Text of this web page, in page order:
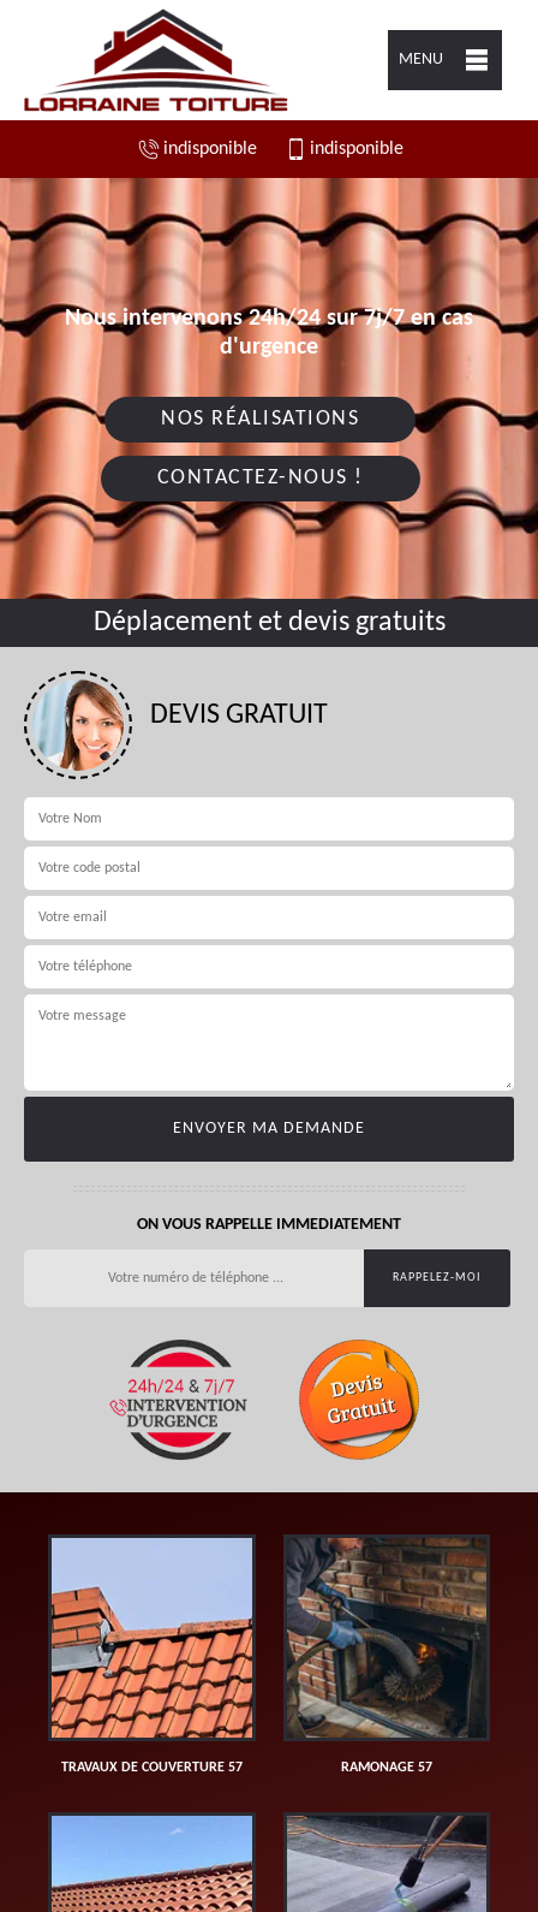
MENU
indisponible indisponible
Nous intervenons 24h/24 sur 7j/7 en cas
d'urgence
NOS RÉALISATIONS
CONTACTEZ-NOUS !
Déplacement et devis gratuits
DEVIS GRATUIT
ON VOUS RAPPELLE IMMEDIATEMENT
TRAVAUX DE COUVERTURE 57 RAMONAGE 57